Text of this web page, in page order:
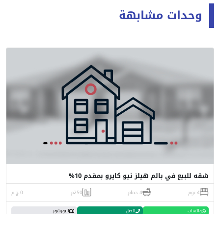
وحدات مشابهة
شقه للبيع في بالم هيلز نيو كايرو بمقدم 10%
4 نوم 4 حمام 250م 0 ج.م
واتساب اتصل البورشور